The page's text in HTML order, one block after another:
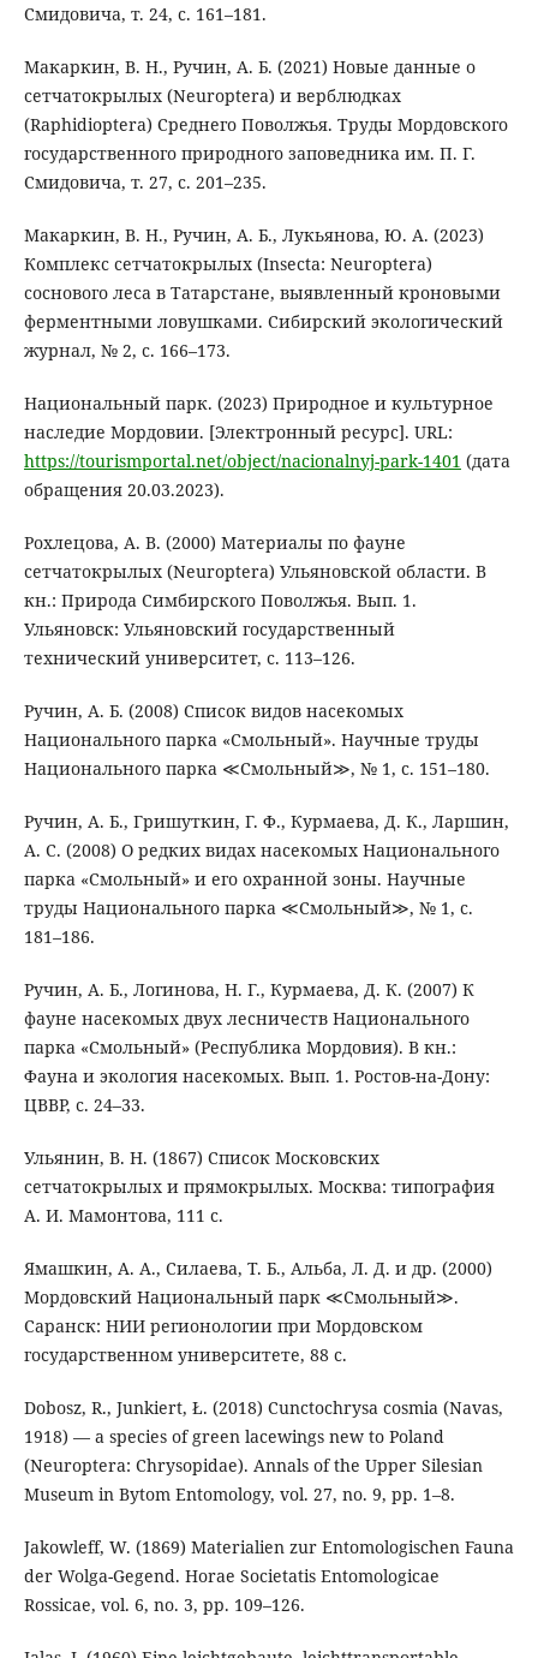
Смидовича, т. 24, с. 161–181.
Макаркин, В. Н., Ручин, А. Б. (2021) Новые данные о
сетчатокрылых (Neuroptera) и верблюдках
(Raphidioptera) Среднего Поволжья. Труды Мордовского
государственного природного заповедника им. П. Г.
Смидовича, т. 27, с. 201–235.
Макаркин, В. Н., Ручин, А. Б., Лукьянова, Ю. А. (2023)
Комплекс сетчатокрылых (Insecta: Neuroptera)
соснового леса в Татарстане, выявленный кроновыми
ферментными ловушками. Сибирский экологический
журнал, № 2, c. 166–173.
Национальный парк. (2023) Природное и культурное
наследие Мордовии. [Электронный ресурс]. URL:
https://tourismportal.net/object/nacionalnyj-park-1401 (дата
обращения 20.03.2023).
Рохлецова, А. В. (2000) Материалы по фауне
сетчатокрылых (Neuroptera) Ульяновской области. В
кн.: Природа Симбирского Поволжья. Вып. 1.
Ульяновск: Ульяновский государственный
технический университет, с. 113–126.
Ручин, А. Б. (2008) Список видов насекомых
Национального парка «Смольный». Научные труды
Национального парка ≪Смольный≫, № 1, с. 151–180.
Ручин, А. Б., Гришуткин, Г. Ф., Курмаева, Д. К., Ларшин,
А. С. (2008) О редких видах насекомых Национального
парка «Смольный» и его охранной зоны. Научные
труды Национального парка ≪Смольный≫, № 1, с.
181–186.
Ручин, А. Б., Логинова, Н. Г., Курмаева, Д. К. (2007) К
фауне насекомых двух лесничеств Национального
парка «Смольный» (Республика Мордовия). В кн.:
Фауна и экология насекомых. Вып. 1. Ростов-на-Дону:
ЦВВР, с. 24–33.
Ульянин, В. Н. (1867) Список Московских
сетчатокрылых и прямокрылых. Москва: типография
А. И. Мамонтова, 111 с.
Ямашкин, А. А., Силаева, Т. Б., Альба, Л. Д. и др. (2000)
Мордовский Национальный парк ≪Смольный≫.
Саранск: НИИ регионологии при Мордовском
государственном университете, 88 с.
Dobosz, R., Junkiert, Ł. (2018) Cunctochrysa cosmia (Navas,
1918) — a species of green lacewings new to Poland
(Neuroptera: Chrysopidae). Annals of the Upper Silesian
Museum in Bytom Entomology, vol. 27, no. 9, pp. 1–8.
Jakowleff, W. (1869) Materialien zur Entomologischen Fauna
der Wolga-Gegend. Horae Societatis Entomologicae
Rossicae, vol. 6, no. 3, pp. 109–126.